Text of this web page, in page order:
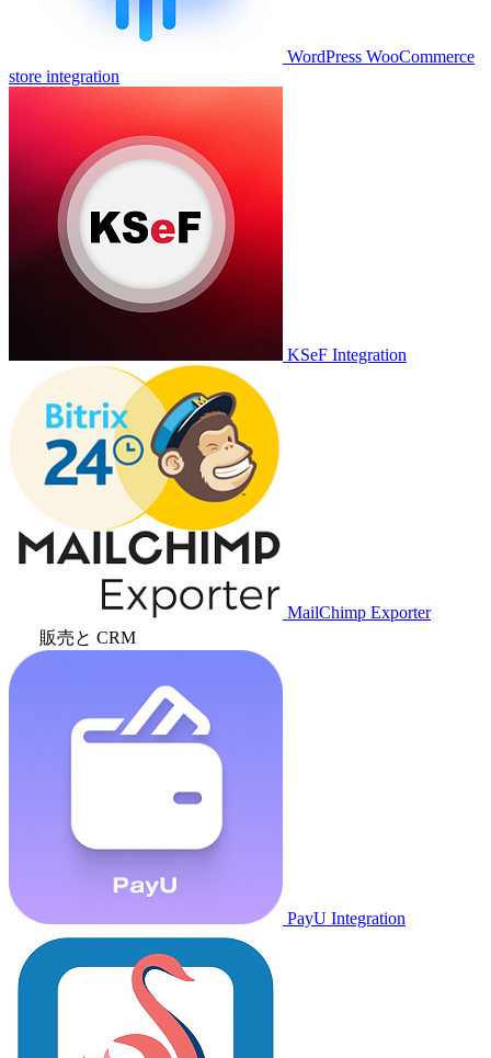
WordPress WooCommerce
store integration
KSeF Integration
MailChimp Exporter
販売と CRM
PayU Integration